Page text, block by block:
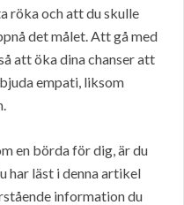
röka och att du skulle
det målet. Att gå med
att öka dina chanser att
empati, liksom
en börda för dig, är du
har läst i denna artikel
information du